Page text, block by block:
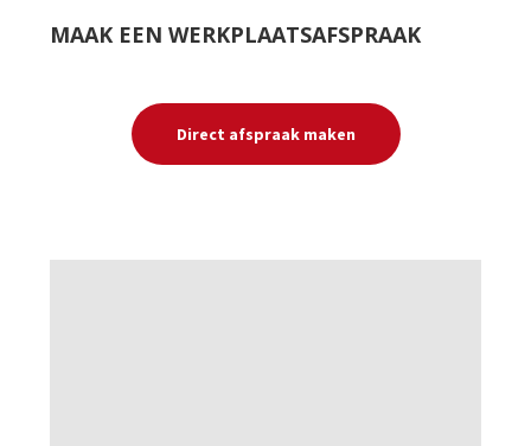
MAAK EEN WERKPLAATSAFSPRAAK
Direct afspraak maken